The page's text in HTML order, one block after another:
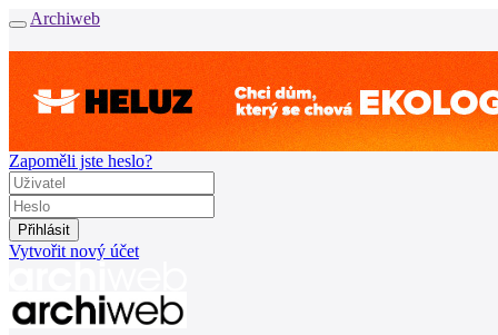
Archiweb
Zapoměli jste heslo?
Vytvořit nový účet